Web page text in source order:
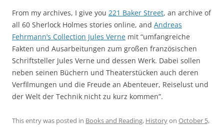
From my archives, I give you 221 Baker Street, an archive of
all 60 Sherlock Holmes stories online, and Andreas
Fehrmann’s Collection Jules Verne mit “umfangreiche
Fakten und Ausarbeitungen zum großen französischen
Schriftsteller Jules Verne und dessen Werk. Dabei sollen
neben seinen Büchern und Theaterstücken auch deren
Verfilmungen und die Freude an Abenteuer, Reiselust und
der Welt der Technik nicht zu kurz kommen”.
This entry was posted in Books and Reading, Historyon October 5,